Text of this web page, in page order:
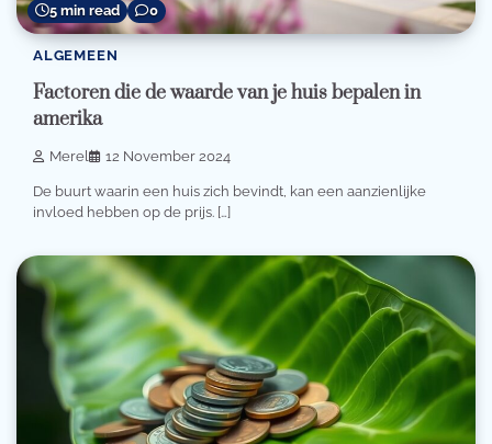
5 min read 0
ALGEMEEN
Factoren die de waarde van je huis bepalen in
amerika
Merel 12 November 2024
De buurt waarin een huis zich bevindt, kan een aanzienlijke
invloed hebben op de prijs. […]